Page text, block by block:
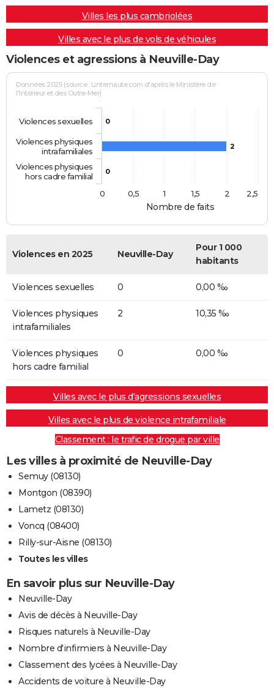
Villes les plus cambriolées
Villes avec le plus de vols de véhicules
Violences et agressions à Neuville-Day
Nombre de faits
Données 2025 (source : Linternaute.com d'après le Ministère de
l'Intérieur et des Outre-Mer)
0
2
0
Violences sexuelles
Violences physiques
intrafamiliales
Violences physiques
hors cadre familial
0
0,5 1 1,5 2 2,5
Violences en 2025 Neuville-Day
Pour 1 000
habitants
Violences sexuelles 0 0,00 ‰
Violences physiques
intrafamiliales
2 10,35 ‰
Violences physiques
hors cadre familial
0 0,00 ‰
Villes avec le plus d'agressions sexuelles
Villes avec le plus de violence intrafamiliale
Classement : le trafic de drogue par ville
Les villes à proximité de Neuville-Day
Semuy (08130)
Montgon (08390)
Lametz (08130)
Voncq (08400)
Rilly-sur-Aisne (08130)
Toutes les villes
En savoir plus sur Neuville-Day
Neuville-Day
Avis de décès à Neuville-Day
Risques naturels à Neuville-Day
Nombre d'infirmiers à Neuville-Day
Classement des lycées à Neuville-Day
Accidents de voiture à Neuville-Day